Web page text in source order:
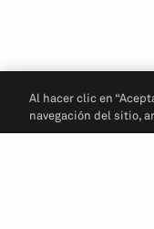
Al hacer clic en
navegación del sitio,